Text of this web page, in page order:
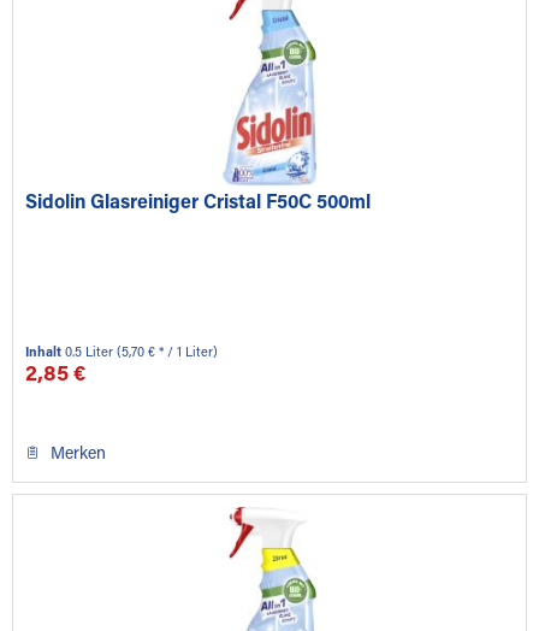
Sidolin Glasreiniger Cristal F50C 500ml
Inhalt0.5 Liter(5,70 € * / 1 Liter)
2,85 €
Merken